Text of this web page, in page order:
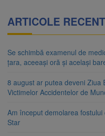
ARTICOLE
Se schimbă examenul de
țara, aceeași oră și același
8 august ar putea deveni Ziua
Victimelor Accidentelor de
Am început demolarea
Star